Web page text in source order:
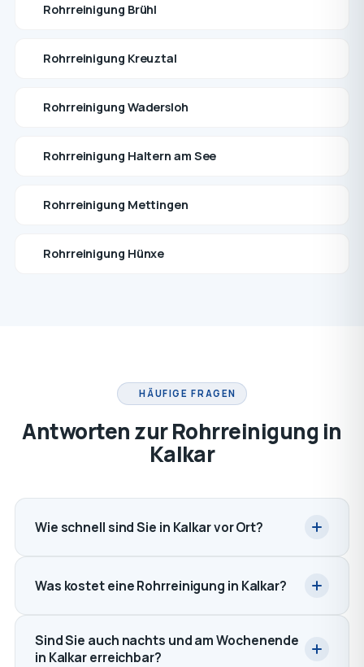
Rohrreinigung Brühl
Rohrreinigung Kreuztal
Rohrreinigung Wadersloh
Rohrreinigung Haltern am See
Rohrreinigung Mettingen
Rohrreinigung Hünxe
HÄUFIGE FRAGEN
Antworten zur Rohrreinigung in
Kalkar
Wie schnell sind Sie in Kalkar vor Ort?
Was kostet eine Rohrreinigung in Kalkar?
Sind Sie auch nachts und am Wochenende
in Kalkar erreichbar?